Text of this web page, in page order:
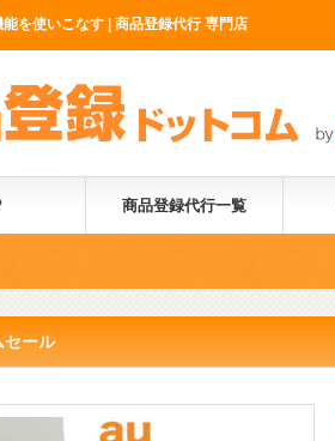
を使いこなす | 商品登録代行 専門店
商品登録代行一覧
セール